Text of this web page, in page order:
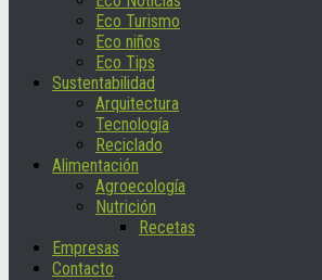
Eco Turismo
Eco niños
Eco Tips
Sustentabilidad
Arquitectura
Tecnología
Reciclado
Alimentación
Agroecología
Nutrición
Recetas
Empresas
Contacto